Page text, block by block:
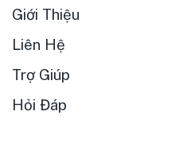
Giới Thiệu
Liên Hệ
Trợ Giúp
Hỏi Đáp